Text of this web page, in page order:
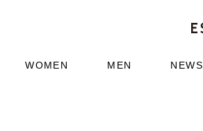
WOMEN MEN NEWS